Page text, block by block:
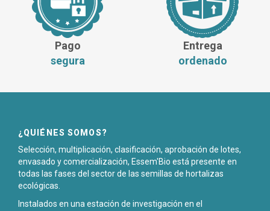
Pago
segura
Entrega
ordenado
¿QUIÉNES SOMOS?
Selección, multiplicación, clasificación, aprobación de lotes,
envasado y comercialización, Essem'Bio está presente en
todas las fases del sector de las semillas de hortalizas
ecológicas.
Instalados en una estación de investigación en el